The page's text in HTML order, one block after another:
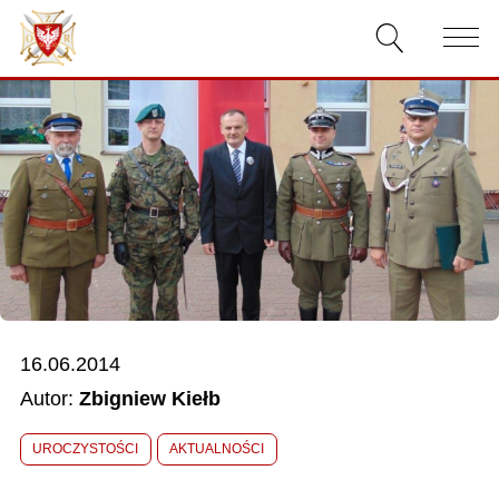
AKTUALNOŚCI
O ZWIĄZKU
DOKUMENTY
WŁADZE
RELACJE FILMOWE
KONKURSY
16.06.2014
Autor: Zbigniew Kiełb
UROCZYSTOŚCI AKTUALNOŚCI